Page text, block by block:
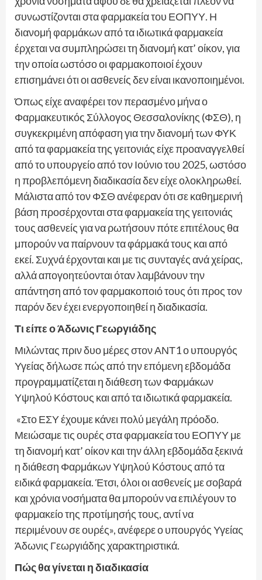
συνωστίζονται στα φαρμακεία του ΕΟΠΥΥ. Η
διανομή φαρμάκων από τα ιδιωτικά φαρμακεία
έρχεται να συμπληρώσει τη διανομή κατ’ οίκον, για
την οποία ωστόσο οι φαρμακοποιοί έχουν
επισημάνει ότι οι ασθενείς δεν είναι ικανοποιημένοι.
Όπως είχε αναφέρει τον περασμένο μήνα ο
Φαρμακευτικός Σύλλογος Θεσσαλονίκης (ΦΣΘ), η
συγκεκριμένη απόφαση για την διανομή των ΦΥΚ
από τα φαρμακεία της γειτονιάς είχε προαναγγελθεί
από το υπουργείο από τον Ιούνιο του 2025, ωστόσο
η προβλεπόμενη διαδικασία δεν είχε ολοκληρωθεί.
Μάλιστα από τον ΦΣΘ ανέφεραν ότι σε καθημερινή
βάση προσέρχονται στα φαρμακεία της γειτονιάς
τους ασθενείς για να ρωτήσουν πότε επιτέλους θα
μπορούν να παίρνουν τα φάρμακά τους και από
εκεί. Συχνά έρχονται και με τις συνταγές ανά χείρας,
αλλά απογοητεύονται όταν λαμβάνουν την
απάντηση από τον φαρμακοποιό τους ότι προς τον
παρόν δεν έχει ενεργοποιηθεί η διαδικασία.
Τι είπε ο Άδωνις Γεωργιάδης
Μιλώντας πριν δυο μέρες στον ΑΝΤ1 ο υπουργός
Υγείας δήλωσε πώς από την επόμενη εβδομάδα
προγραμματίζεται η διάθεση των Φαρμάκων
Υψηλού Κόστους και από τα ιδιωτικά φαρμακεία.
«Στο ΕΣΥ έχουμε κάνει πολύ μεγάλη πρόοδο.
Μειώσαμε τις ουρές στα φαρμακεία του ΕΟΠΥΥ με
τη διανομή κατ’ οίκον και την άλλη εβδομάδα ξεκινά
η διάθεση Φαρμάκων Υψηλού Κόστους από τα
ειδικά φαρμακεία. Έτσι, όλοι οι ασθενείς με σοβαρά
και χρόνια νοσήματα θα μπορούν να επιλέγουν το
φαρμακείο της προτίμησής τους, αντί να
περιμένουν σε ουρές», ανέφερε ο υπουργός Υγείας
Άδωνις Γεωργιάδης χαρακτηριστικά.
Πώς θα γίνεται η διαδικασία